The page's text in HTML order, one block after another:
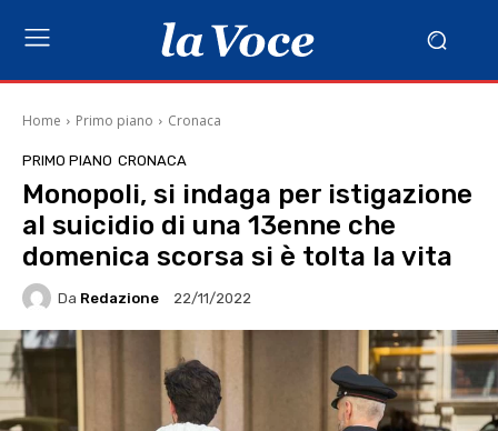
Home Primo piano Cronaca
PRIMO PIANO CRONACA
Monopoli, si indaga per istigazione
al suicidio di una 13enne che
domenica scorsa si è tolta la vita
Da Redazione 22/11/2022